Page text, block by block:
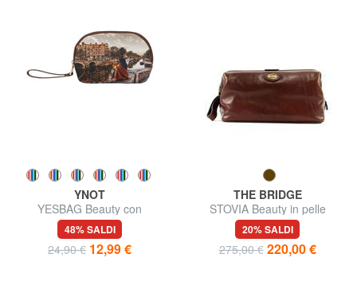
YNOT
YESBAG Beauty con
polsierina
48% SALDI
24,90 € 12,99 €
THE BRIDGE
STOVIA Beauty in pelle
20% SALDI
275,00 € 220,00 €